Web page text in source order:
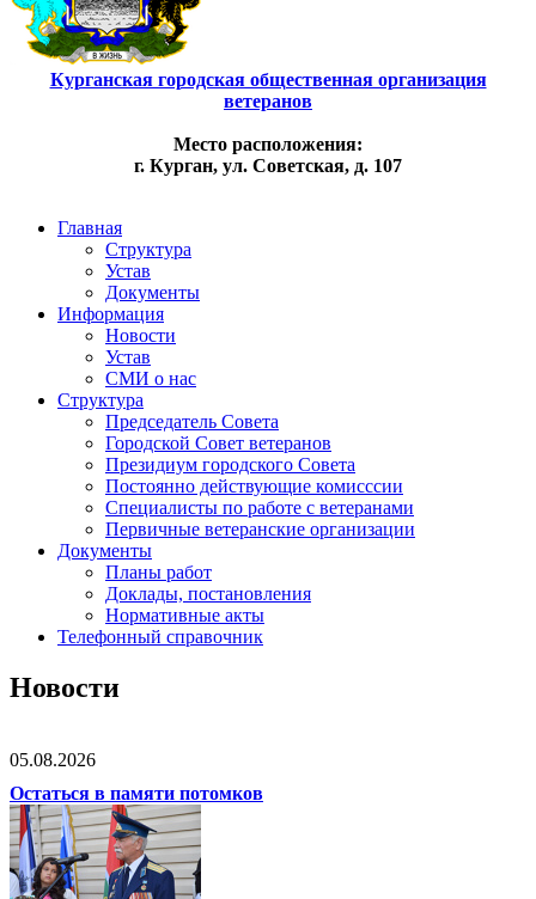
Курганская городская общественная организация
ветеранов
Место расположения:
г. Курган, ул. Советская, д. 107
Главная
Структура
Устав
Документы
Информация
Новости
Устав
СМИ о нас
Структура
Председатель Совета
Городской Совет ветеранов
Президиум городского Совета
Постоянно действующие комисссии
Специалисты по работе с ветеранами
Первичные ветеранские организации
Документы
Планы работ
Доклады, постановления
Нормативные акты
Телефонный справочник
Новости
05.08.2026
Остаться в памяти потомков